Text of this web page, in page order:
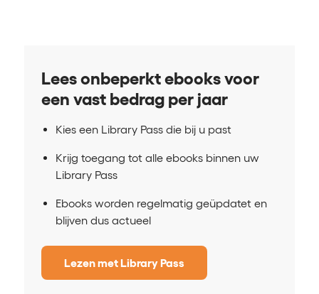
Lees onbeperkt ebooks voor
een vast bedrag per jaar
Kies een Library Pass die bij u past
Krijg toegang tot alle ebooks binnen uw
Library Pass
Ebooks worden regelmatig geüpdatet en
blijven dus actueel
Lezen met Library Pass